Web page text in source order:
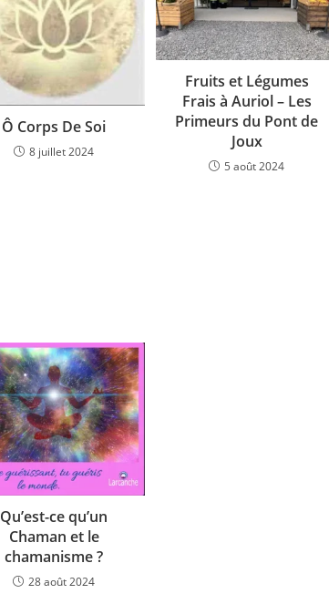
Ô Corps De Soi
8 juillet 2024
Fruits et Légumes
Frais à Auriol – Les
Primeurs du Pont de
Joux
5 août 2024
Qu’est-ce qu’un
Chaman et le
chamanisme ?
28 août 2024